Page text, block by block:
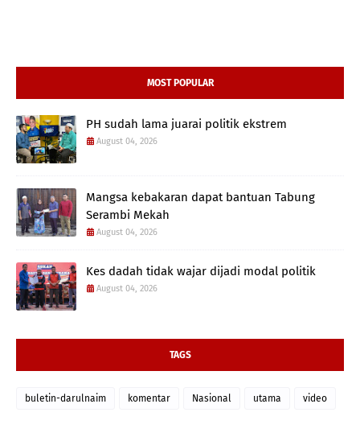
MOST POPULAR
PH sudah lama juarai politik ekstrem
August 04, 2026
Mangsa kebakaran dapat bantuan Tabung
Serambi Mekah
August 04, 2026
Kes dadah tidak wajar dijadi modal politik
August 04, 2026
TAGS
buletin-darulnaim komentar Nasional utama video